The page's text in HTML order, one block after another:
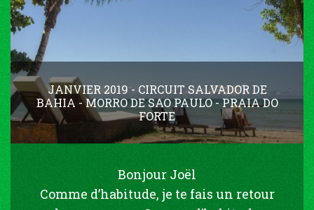
JANVIER 2019 - CIRCUIT SALVADOR DE
BAHIA - MORRO DE SAO PAULO - PRAIA DO
FORTE
Bonjour Joël
Comme d’habitude, je te fais un retour